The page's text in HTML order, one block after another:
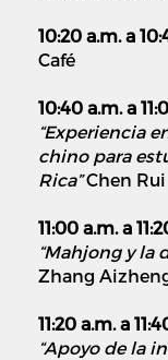
10:20 a.m. a
Café
10:40 a.m. a
“Experiencia
chino para
Rica”Chen Rui
11:00 a.m. a
“Mahjong y la
Zhang
11:20 a.m. a
“Apoyo de la